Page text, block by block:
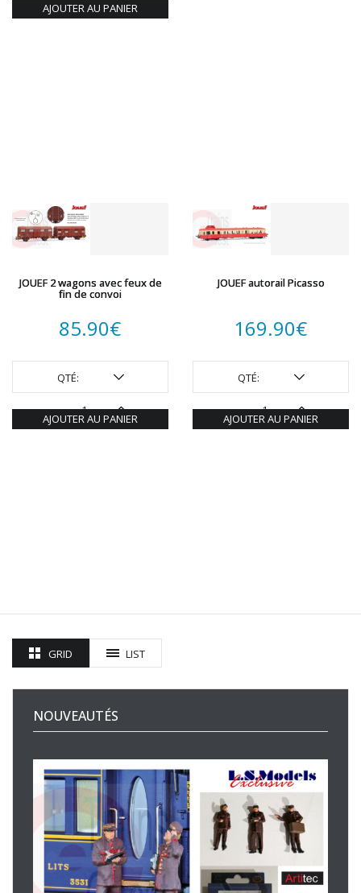
AJOUTER AU PANIER
JOUEF 2 wagons avec feux de
fin de convoi
85.90€
QTÉ:
AJOUTER AU PANIER
JOUEF autorail Picasso
169.90€
QTÉ:
AJOUTER AU PANIER
GRID LIST
NOUVEAUTÉS